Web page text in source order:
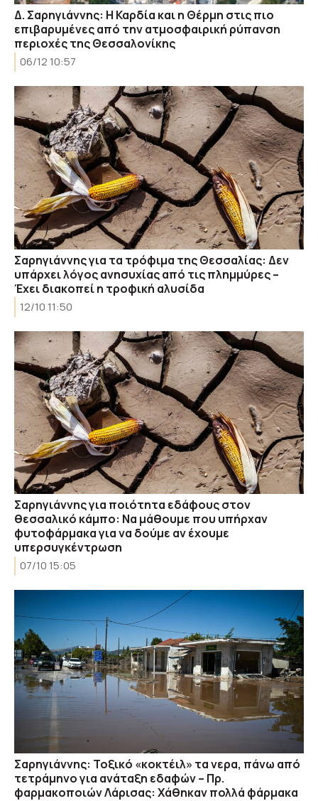
Δ. Σαρηγιάννης: Η Καρδία και η Θέρμη στις πιο
επιβαρυμένες από την ατμοσφαιρική ρύπανση
περιοχές της Θεσσαλονίκης
06/12 10:57
Σαρηγιάννης για τα τρόφιμα της Θεσσαλίας: Δεν
υπάρχει λόγος ανησυχίας από τις πλημμύρες –
Έχει διακοπεί η τροφική αλυσίδα
12/10 11:50
Σαρηγιάννης για ποιότητα εδάφους στον
θεσσαλικό κάμπο: Να μάθουμε που υπήρχαν
φυτοφάρμακα για να δούμε αν έχουμε
υπερσυγκέντρωση
07/10 15:05
Σαρηγιάννης: Τοξικό «κοκτέιλ» τα νερα, πάνω από
τετράμηνο για ανάταξη εδαφών – Πρ.
φαρμακοποιών Λάρισας: Χάθηκαν πολλά φάρμακα